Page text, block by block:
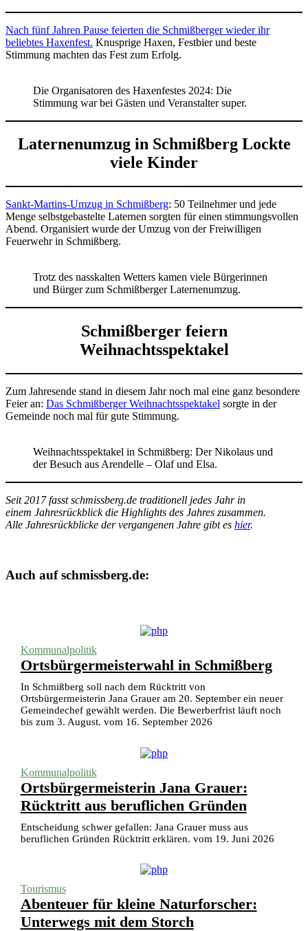
Nach fünf Jahren Pause feierten die Schmißberger wieder ihr
beliebtes Haxenfest. Knusprige Haxen, Festbier und beste
Stimmung machten das Fest zum Erfolg.
Die Organisatoren des Haxenfestes 2024: Die
Stimmung war bei Gästen und Veranstalter super.
Laternenumzug in Schmißberg Lockte
viele Kinder
Sankt-Martins-Umzug in Schmißberg: 50 Teilnehmer und jede
Menge selbstgebastelte Laternen sorgten für einen stimmungsvollen
Abend. Organisiert wurde der Umzug von der Freiwilligen
Feuerwehr in Schmißberg.
Trotz des nasskalten Wetters kamen viele Bürgerinnen
und Bürger zum Schmißberger Laternenumzug.
Schmißberger feiern
Weihnachtsspektakel
Zum Jahresende stand in diesem Jahr noch mal eine ganz besondere
Feier an: Das Schmißberger Weihnachtsspektakel sorgte in der
Gemeinde noch mal für gute Stimmung.
Weihnachtsspektakel in Schmißberg: Der Nikolaus und
der Besuch aus Arendelle – Olaf und Elsa.
Seit 2017 fasst schmissberg.de traditionell jedes Jahr in
einem Jahresrückblick die Highlights des Jahres zusammen.
Alle Jahresrückblicke der vergangenen Jahre gibt es hier.
Auch auf schmissberg.de:
Kommunalpolitik
Ortsbürgermeisterwahl in Schmißberg
In Schmißberg soll nach dem Rücktritt von
Ortsbürgermeisterin Jana Grauer am 20. September ein neuer
Gemeindechef gewählt werden. Die Bewerberfrist läuft noch
bis zum 3. August. vom 16. September 2026
Kommunalpolitik
Ortsbürgermeisterin Jana Grauer:
Rücktritt aus beruflichen Gründen
Entscheidung schwer gefallen: Jana Grauer muss aus
beruflichen Gründen Rücktritt erklären. vom 19. Juni 2026
Tourismus
Abenteuer für kleine Naturforscher:
Unterwegs mit dem Storch